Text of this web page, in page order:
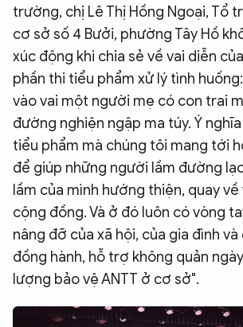
trường, chị Lê Thị Hồng Ngoại, Tổ
cơ sở số 4 Bưởi, phường Tây Hồ
xúc động khi chia sẻ về vai diễn
phần thi tiểu phẩm xử lý tình
vào vai một người mẹ có con trai
đường nghiện ngập ma túy. Ý
tiểu phẩm mà chúng tôi mang tới
để giúp những người lầm đường
lầm của mình hướng thiện, quay
cộng đồng. Và ở đó luôn có vòng
nâng đỡ của xã hội, của gia đình
đồng hành, hỗ trợ không quản
lượng bảo vệ ANTT ở cơ sở".